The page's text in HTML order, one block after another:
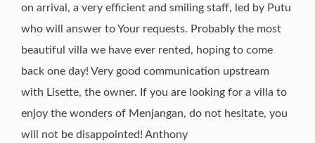
on arrival, a very efficient and smiling staff, led by Putu
who will answer to Your requests. Probably the most
beautiful villa we have ever rented, hoping to come
back one day! Very good communication upstream
with Lisette, the owner. If you are looking for a villa to
enjoy the wonders of Menjangan, do not hesitate, you
will not be disappointed! Anthony